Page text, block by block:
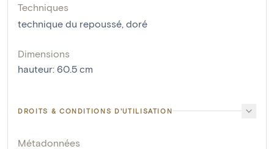
Techniques
technique du repoussé, doré
Dimensions
hauteur: 60.5 cm
DROITS & CONDITIONS D'UTILISATION
Métadonnées